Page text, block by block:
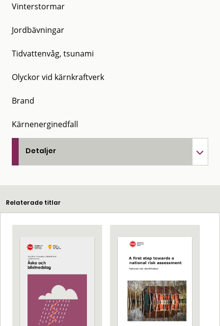
Vinterstormar
Jordbävningar
Tidvattenvåg, tsunami
Olyckor vid kärnkraftverk
Brand
Kärnenerginedfall
Detaljer
Relaterade titlar